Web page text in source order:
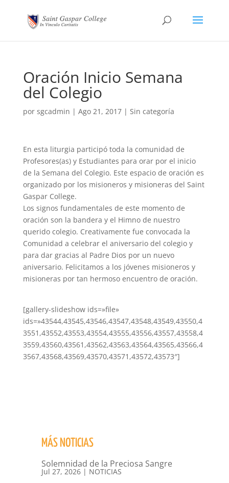
Oración Inicio Semana
del Colegio
por sgcadmin | Ago 21, 2017| Sin categoría
En esta liturgia participó toda la comunidad de
Profesores(as) y Estudiantes para orar por el inicio
de la Semana del Colegio. Este espacio de oración es
organizado por los misioneros y misioneras del Saint
Gaspar College.
Los signos fundamentales de este momento de
oración son la bandera y el Himno de nuestro
querido colegio. Creativamente fue convocada la
Comunidad a celebrar el aniversario del colegio y
para dar gracias al Padre Dios por un nuevo
aniversario. Felicitamos a los jóvenes misioneros y
misioneras por tan hermoso encuentro de oración.
[gallery-slideshow ids=»file»
ids=»43544,43545,43546,43547,43548,43549,43550,4
3551,43552,43553,43554,43555,43556,43557,43558,4
3559,43560,43561,43562,43563,43564,43565,43566,4
3567,43568,43569,43570,43571,43572,43573″]
MÁS NOTICIAS
Solemnidad de la Preciosa Sangre
Jul 27, 2026| NOTICIAS